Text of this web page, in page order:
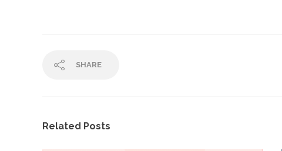
SHARE
Related Posts